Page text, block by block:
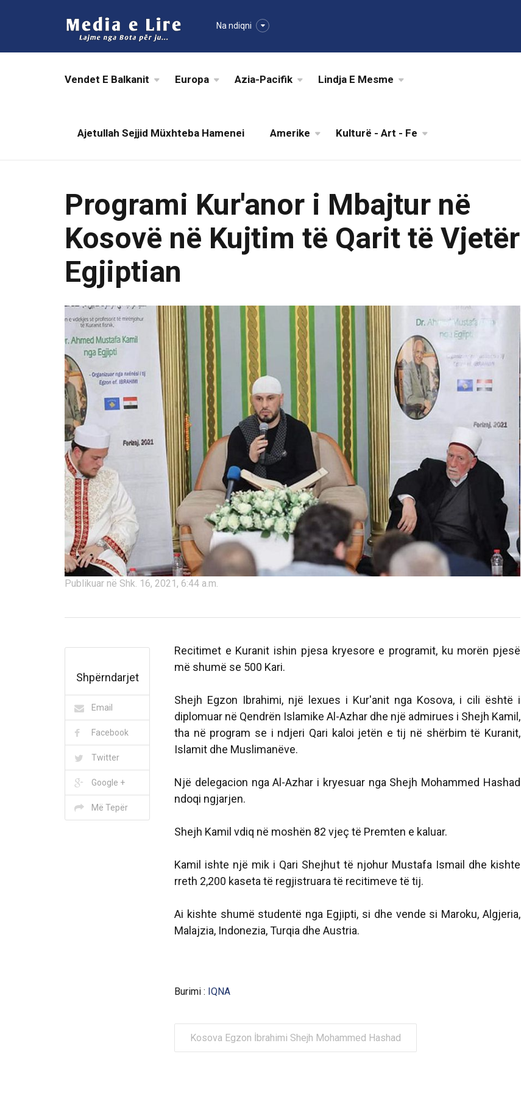
Na ndiqni
Vendet E Balkanit Europa Azia-Pacifik Lindja E Mesme
Ajetullah Sejjid Müxhteba Hamenei Amerike Kulturë - Art - Fe
Programi Kur'anor i Mbajtur në
Kosovë në Kujtim të Qarit të Vjetër
Egjiptian
Publikuar në Shk. 16, 2021, 6:44 a.m.
Shpërndarjet
Email
Facebook
Twitter
Google +
Më Tepër
Recitimet e Kuranit ishin pjesa kryesore e programit, ku morën pjesë
më shumë se 500 Kari.
Shejh Egzon Ibrahimi, një lexues i Kur'anit nga Kosova, i cili është i
diplomuar në Qendrën Islamike Al-Azhar dhe një admirues i Shejh Kamil,
tha në program se i ndjeri Qari kaloi jetën e tij në shërbim të Kuranit,
Islamit dhe Muslimanëve.
Një delegacion nga Al-Azhar i kryesuar nga Shejh Mohammed Hashad
ndoqi ngjarjen.
Shejh Kamil vdiq në moshën 82 vjeç të Premten e kaluar.
Kamil ishte një mik i Qari Shejhut të njohur Mustafa Ismail dhe kishte
rreth 2,200 kaseta të regjistruara të recitimeve të tij.
Ai kishte shumë studentë nga Egjipti, si dhe vende si Maroku, Algjeria,
Malajzia, Indonezia, Turqia dhe Austria.
Burimi : IQNA
Kosova Egzon İbrahimi Shejh Mohammed Hashad